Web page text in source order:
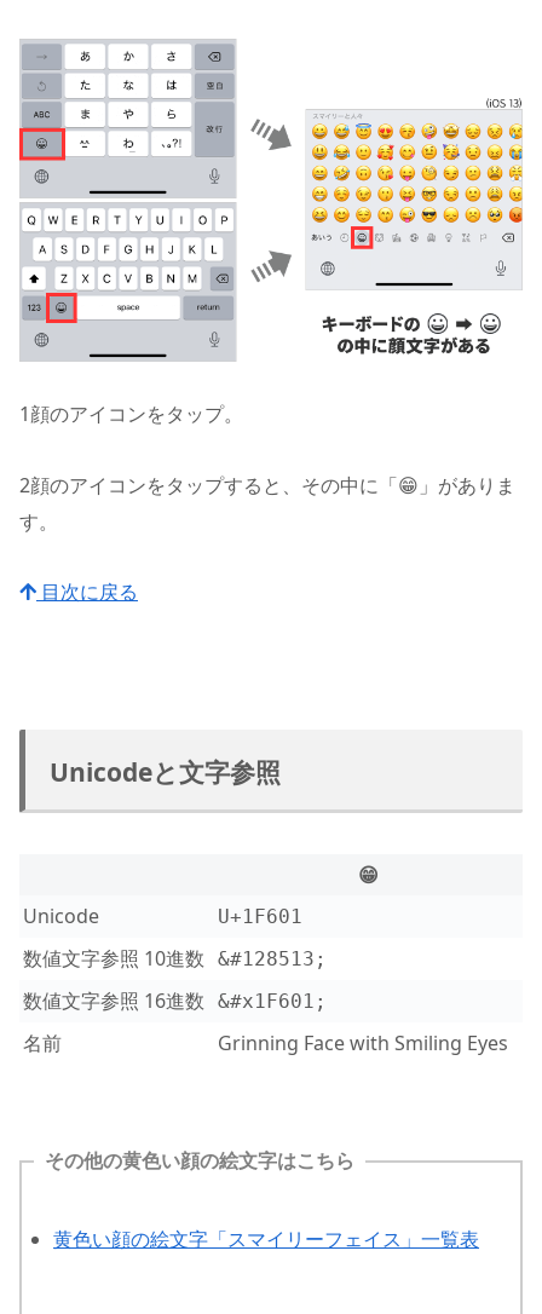
1顔のアイコンをタップ。
2顔のアイコンをタップすると、その中に「😁」がありま
す。
目次に戻る
Unicodeと文字参照
😁
Unicode
U+1F601
数値文字参照 10進数 &#128513;
数値文字参照 16進数 &#x1F601;
名前 Grinning Face with Smiling Eyes
その他の黄色い顔の絵文字はこちら
黄色い顔の絵文字「スマイリーフェイス」一覧表